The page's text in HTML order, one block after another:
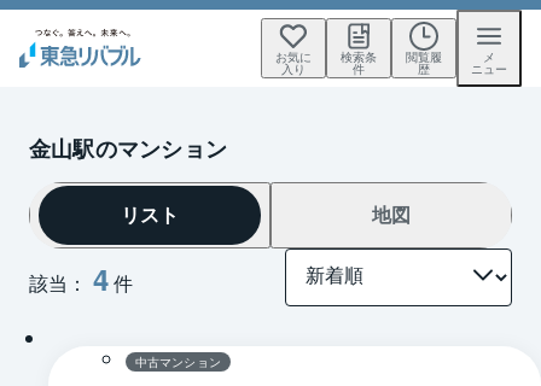
お気に
入り
検索条
件
閲覧履
歴
メ
ニュー
金山駅のマンション
該当： 4件
リスト 地図
1 / 0 間取り
中古マンション